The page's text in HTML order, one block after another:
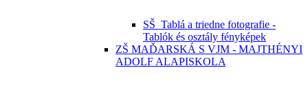
SŠ_Tablá a triedne fotografie -
Tablók és osztály fényképek
ZŠ MAĎARSKÁ S VJM - MAJTHÉNYI
ADOLF ALAPISKOLA